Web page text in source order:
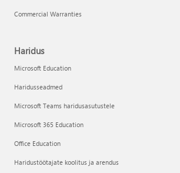
Commercial Warranties
Haridus
Microsoft Education
Haridusseadmed
Microsoft Teams haridusasutustele
Microsoft 365 Education
Office Education
Haridustöötajate koolitus ja arendus